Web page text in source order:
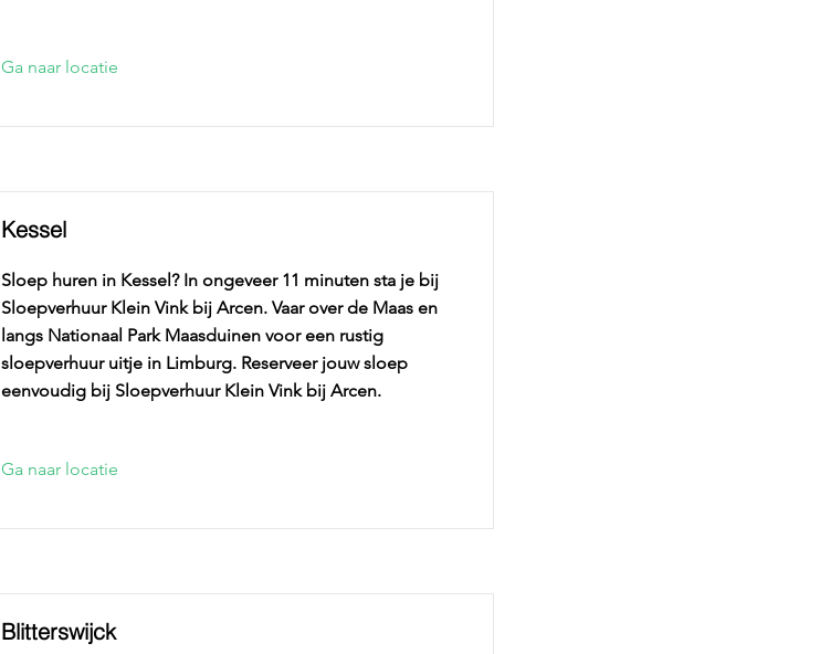
Ga naar locatie
Kessel
Sloep huren in Kessel? In ongeveer 11 minuten sta je bij
Sloepverhuur Klein Vink bij Arcen. Vaar over de Maas en
langs Nationaal Park Maasduinen voor een rustig
sloepverhuur uitje in Limburg. Reserveer jouw sloep
eenvoudig bij Sloepverhuur Klein Vink bij Arcen.
Ga naar locatie
Blitterswijck